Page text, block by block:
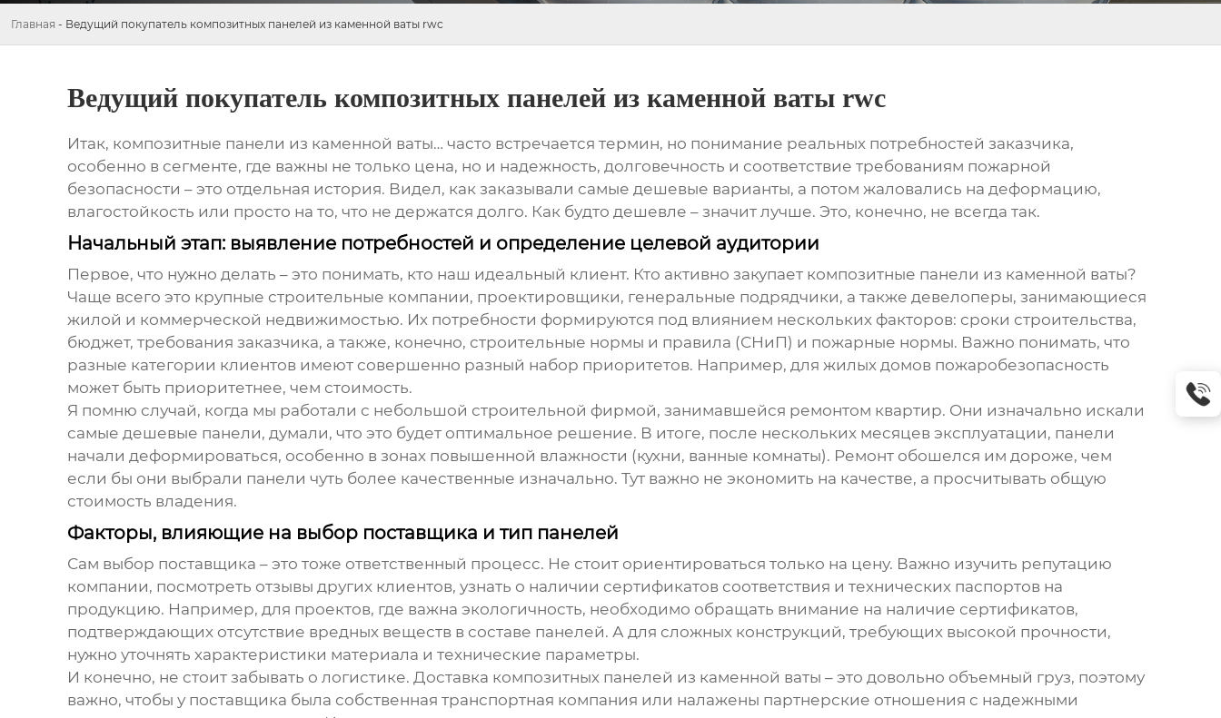
Главная - Ведущий покупатель композитных панелей из каменной ваты rwc
Ведущий покупатель композитных панелей из каменной ваты rwc
Итак, композитные панели из каменной ваты… часто встречается термин, но понимание реальных потребностей заказчика,
особенно в сегменте, где важны не только цена, но и надежность, долговечность и соответствие требованиям пожарной
безопасности – это отдельная история. Видел, как заказывали самые дешевые варианты, а потом жаловались на деформацию,
влагостойкость или просто на то, что не держатся долго. Как будто дешевле – значит лучше. Это, конечно, не всегда так.
Начальный этап: выявление потребностей и определение целевой аудитории
Первое, что нужно делать – это понимать, кто наш идеальный клиент. Кто активно закупает композитные панели из каменной ваты?
Чаще всего это крупные строительные компании, проектировщики, генеральные подрядчики, а также девелоперы, занимающиеся
жилой и коммерческой недвижимостью. Их потребности формируются под влиянием нескольких факторов: сроки строительства,
бюджет, требования заказчика, а также, конечно, строительные нормы и правила (СНиП) и пожарные нормы. Важно понимать, что
разные категории клиентов имеют совершенно разный набор приоритетов. Например, для жилых домов пожаробезопасность
может быть приоритетнее, чем стоимость.
Я помню случай, когда мы работали с небольшой строительной фирмой, занимавшейся ремонтом квартир. Они изначально искали
самые дешевые панели, думали, что это будет оптимальное решение. В итоге, после нескольких месяцев эксплуатации, панели
начали деформироваться, особенно в зонах повышенной влажности (кухни, ванные комнаты). Ремонт обошелся им дороже, чем
если бы они выбрали панели чуть более качественные изначально. Тут важно не экономить на качестве, а просчитывать общую
стоимость владения.
Факторы, влияющие на выбор поставщика и тип панелей
Сам выбор поставщика – это тоже ответственный процесс. Не стоит ориентироваться только на цену. Важно изучить репутацию
компании, посмотреть отзывы других клиентов, узнать о наличии сертификатов соответствия и технических паспортов на
продукцию. Например, для проектов, где важна экологичность, необходимо обращать внимание на наличие сертификатов,
подтверждающих отсутствие вредных веществ в составе панелей. А для сложных конструкций, требующих высокой прочности,
нужно уточнять характеристики материала и технические параметры.
И конечно, не стоит забывать о логистике. Доставка композитных панелей из каменной ваты – это довольно объемный груз, поэтому
важно, чтобы у поставщика была собственная транспортная компания или налажены партнерские отношения с надежными